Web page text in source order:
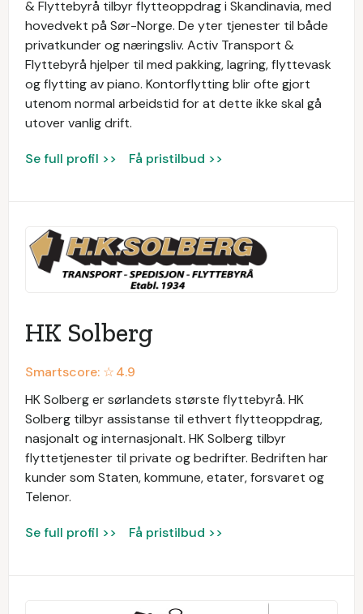
& Flyttebyrå tilbyr flytteoppdrag i Skandinavia, med
hovedvekt på Sør-Norge. De yter tjenester til både
privatkunder og næringsliv. Activ Transport &
Flyttebyrå hjelper til med pakking, lagring, flyttevask
og flytting av piano. Kontorflytting blir ofte gjort
utenom normal arbeidstid for at dette ikke skal gå
utover vanlig drift.
Se full profil >> Få pristilbud >>
HK Solberg
Smartscore: ☆4.9
HK Solberg er sørlandets største flyttebyrå. HK
Solberg tilbyr assistanse til ethvert flytteoppdrag,
nasjonalt og internasjonalt. HK Solberg tilbyr
flyttetjenester til private og bedrifter. Bedriften har
kunder som Staten, kommune, etater, forsvaret og
Telenor.
Se full profil >> Få pristilbud >>